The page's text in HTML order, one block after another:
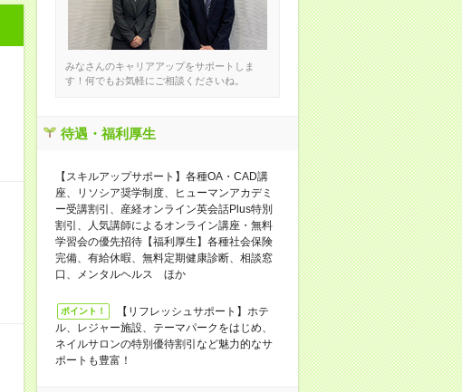
みなさんのキャリアアップをサポートしま
す！何でもお気軽にご相談くださいね。
待遇・福利厚生
【スキルアップサポート】各種OA・CAD講
座、リソシア奨学制度、ヒューマンアカデミ
ー受講割引、産経オンライン英会話Plus特別
割引、人気講師によるオンライン講座・無料
学習会の優先招待【福利厚生】各種社会保険
完備、有給休暇、無料定期健康診断、相談窓
口、メンタルヘルス ほか
ポイント！
【リフレッシュサポート】ホテ
ル、レジャー施設、テーマパークをはじめ、
ネイルサロンの特別優待割引など魅力的なサ
ポートも豊富！